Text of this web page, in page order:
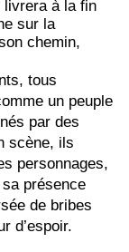
livrera à la fin
sur la
chemin,
tous
un peuple
par des
scène, ils
personnages,
présence
de bribes
d’espoir.